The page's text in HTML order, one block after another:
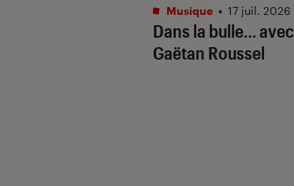
Dans la bulle… avec
Gaëtan Roussel
Musique • 17 juil. 2026